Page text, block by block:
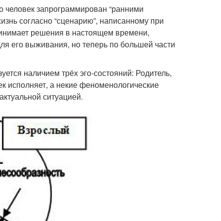
запрограммирован “ранними
согласно “сценарию”, написанному при
решения в настоящем времени,
его выживания, но теперь по большей части
наличием трёх эго-состояний: Родитель,
исполняет, а некие феноменологические
ситуацией.